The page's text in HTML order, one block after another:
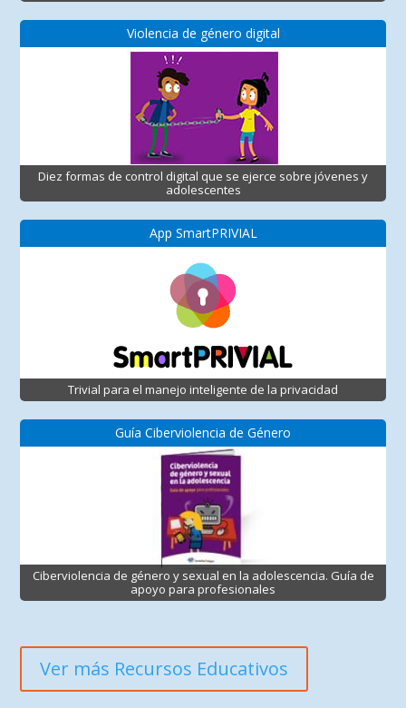
Violencia de género digital
Diez formas de control digital que se ejerce sobre jóvenes y
adolescentes
App SmartPRIVIAL
Trivial para el manejo inteligente de la privacidad
Guía Ciberviolencia de Género
Ciberviolencia de género y sexual en la adolescencia. Guía de
apoyo para profesionales
Ver más Recursos Educativos